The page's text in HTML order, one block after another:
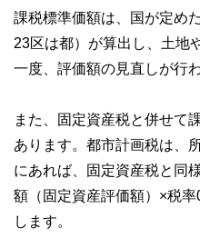
課税標準価額は、国が定め
23区は都）が算出し、土地
一度、評価額の見直しが行
また、固定資産税と併せて
あります。都市計画税は、
にあれば、固定資産税と同
額（固定資産評価額）×税
します。